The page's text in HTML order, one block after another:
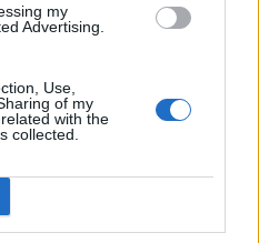
my
Advertising.
Use,
of my
with the
collected.
Breach potwierdziła, iż jej
Owen "smooya"
Brytyjczyków,
Niemniej angaż
już teraz pokazuje, iż był
nie wiemy i nie mamy za
przewidzieć kształt
w najbliższych